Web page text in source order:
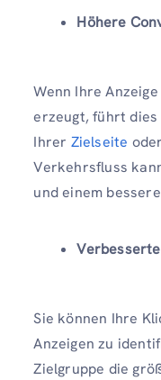
Höhere
Wenn Ihre
erzeugt, führt dies
Ihrer Zielseite
Verkehrsfluss
und einem
Sie können Ihre
Anzeigen zu
Zielgruppe die